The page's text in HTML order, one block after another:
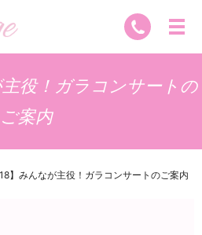
主役！ガラコンサートの
ご案内
18】みんなが主役！ガラコンサートのご案内